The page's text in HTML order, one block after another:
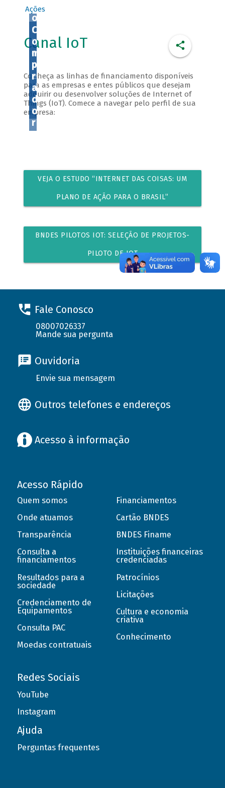
Ações
Canal IoT
Conheça as linhas de financiamento disponíveis
para as empresas e entes públicos que desejam
adquirir ou desenvolver soluções de Internet of
Things (IoT). Comece a navegar pelo perfil de sua
empresa:
f
o
r
n
e
c
e
d
o
r
C
o
m
p
r
a
d
o
r
VEJA O ESTUDO “INTERNET DAS COISAS: UM
PLANO DE AÇÃO PARA O BRASIL”
BNDES PILOTOS IOT: SELEÇÃO DE PROJETOS-
PILOTO DE IOT
Fale Conosco
08007026337
Mande sua pergunta
Ouvidoria
Envie sua mensagem
Outros telefones e endereços
Acesso à informação
Acesso Rápido
Quem somos
Onde atuamos
Transparência
Consulta a
financiamentos
Resultados para a
sociedade
Credenciamento de
Equipamentos
Consulta PAC
Moedas contratuais
Financiamentos
Cartão BNDES
BNDES Finame
Instituições financeiras
credenciadas
Patrocínios
Licitações
Cultura e economia
criativa
Conhecimento
Redes Sociais
YouTube
Instagram
Ajuda
Perguntas frequentes